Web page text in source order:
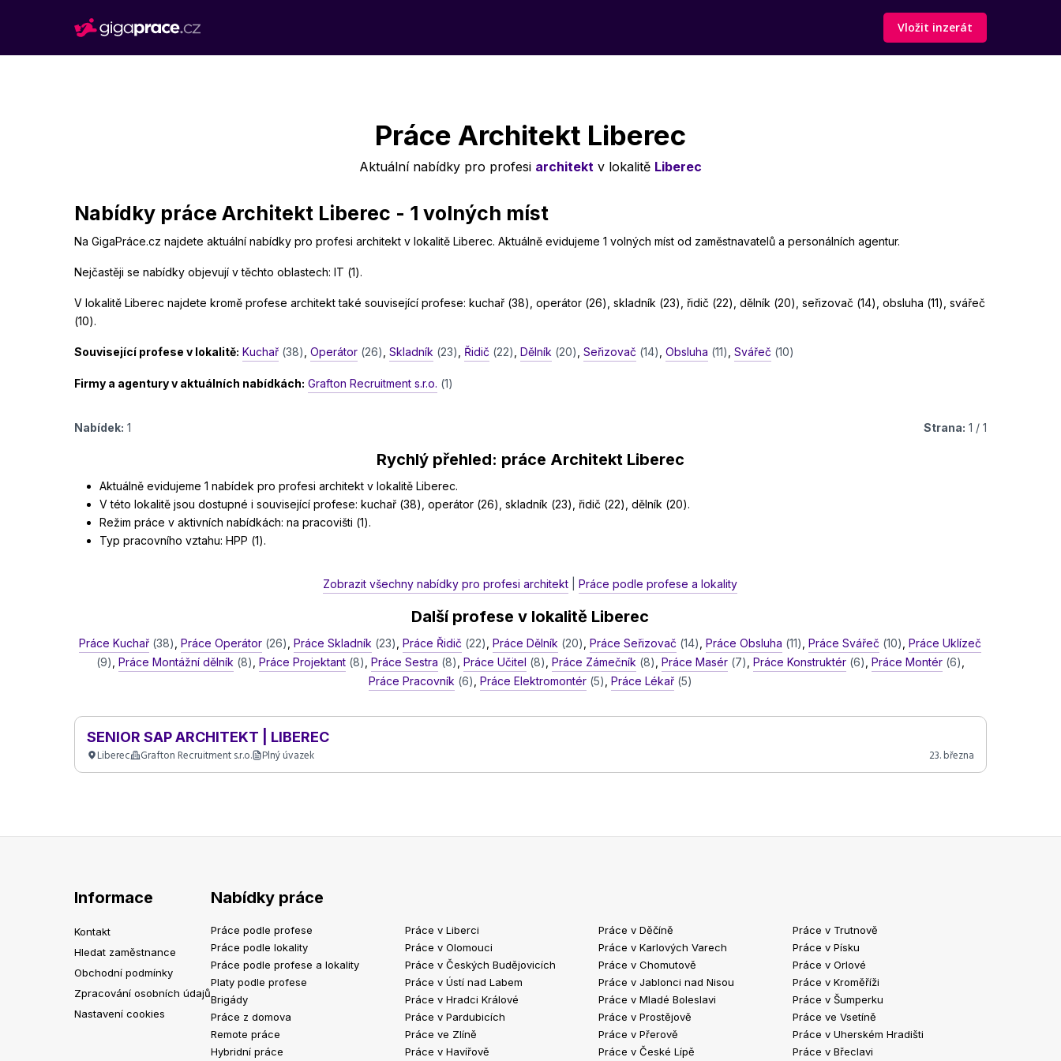
Vložit inzerát
Práce Architekt Liberec
Aktuální nabídky pro profesi architektv lokalitě Liberec
Nabídky práce Architekt Liberec - 1 volných míst
Na GigaPráce.cz najdete aktuální nabídky pro profesi architekt v lokalitě Liberec. Aktuálně evidujeme 1 volných míst od zaměstnavatelů a personálních agentur.
Nejčastěji se nabídky objevují v těchto oblastech: IT (1).
V lokalitě Liberec najdete kromě profese architekt také související profese: kuchař (38), operátor (26), skladník (23), řidič (22), dělník (20), seřizovač (14), obsluha (11), svářeč
(10).
Související profese v lokalitě: Kuchař (38) ,Operátor (26) ,Skladník (23) Řidič (22) ,Dělník (20) ,Seřizovač (14) ,Obsluha (11) ,Svářeč (10)
Firmy a agentury v aktuálních nabídkách: Grafton Recruitment s.r.o. (1)
Nabídek: 1 Strana: 1 / 1
Rychlý přehled: práce Architekt Liberec
Aktuálně evidujeme 1 nabídek pro profesi architekt v lokalitě Liberec.
V této lokalitě jsou dostupné i související profese: kuchař (38), operátor (26), skladník (23), řidič (22), dělník (20).
Režim práce v aktivních nabídkách: na pracovišti (1).
Typ pracovního vztahu: HPP (1).
Zobrazit všechny nabídky pro profesi architekt Práce podle profese a lokality
Další profese v lokalitě Liberec
Práce Kuchař (38) ,Práce Operátor (26) ,Práce Skladník (23) ,Práce Řidič (22) ,Práce Dělník (20) ,Práce Seřizovač (14) ,Práce Obsluha (11) ,Práce Svářeč (10) ,Práce Uklízeč
(9) Práce Montážní dělník (8) Práce Projektant (8) Práce Sestra (8) Práce Učitel (8) Práce Zámečník (8) Práce Masér (7) Práce Konstruktér (6) Práce Montér (6)
Práce Pracovník (6) Práce Elektromontér (5) Práce Lékař (5)
SENIOR SAP ARCHITEKT | LIBEREC
Liberec Grafton Recruitment s.r.o. Plný úvazek 23. března
Informace
Kontakt
Hledat zaměstnance
Obchodní podmínky
Zpracování osobních údajů
Nastavení cookies
Nabídky práce
Práce podle profese
Práce podle lokality
Práce podle profese a lokality
Platy podle profese
Brigády
Práce z domova
Remote práce
Hybridní práce
Práce v Liberci
Práce v Olomouci
Práce v Českých Budějovicích
Práce v Ústí nad Labem
Práce v Hradci Králové
Práce v Pardubicích
Práce ve Zlíně
Práce v Havířově
Práce v Děčíně
Práce v Karlových Varech
Práce v Chomutově
Práce v Jablonci nad Nisou
Práce v Mladé Boleslavi
Práce v Prostějově
Práce v Přerově
Práce v České Lípě
Práce v Trutnově
Práce v Písku
Práce v Orlové
Práce v Kroměříži
Práce v Šumperku
Práce ve Vsetíně
Práce v Uherském Hradišti
Práce v Břeclavi